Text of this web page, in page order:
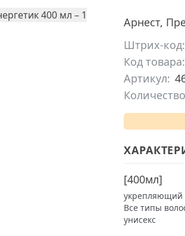
Арнест,
Штрих-код:
Код товара:
Артикул:
[400мл]
укрепляющий
Все типы
унисекс